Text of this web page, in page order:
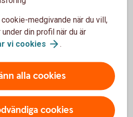
i fonder
medgivande när du vill,
din profil när du är
vi cookies .
alla cookies
cookies